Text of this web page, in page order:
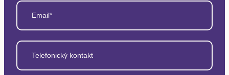
Email*
Telefonický kontakt